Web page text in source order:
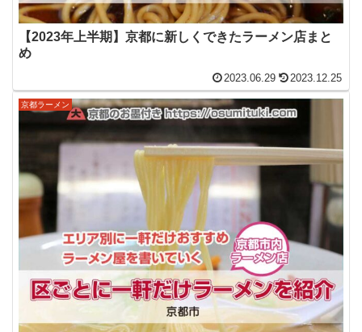
【2023年上半期】京都に新しくできたラーメン店まと
め
2023.06.29 2023.12.25
京都ラーメン